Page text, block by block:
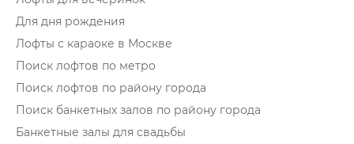
Для дня рождения
Лофты с караоке в Москве
Поиск лофтов по метро
Поиск лофтов по району города
Поиск банкетных залов по району города
Банкетные залы для свадьбы